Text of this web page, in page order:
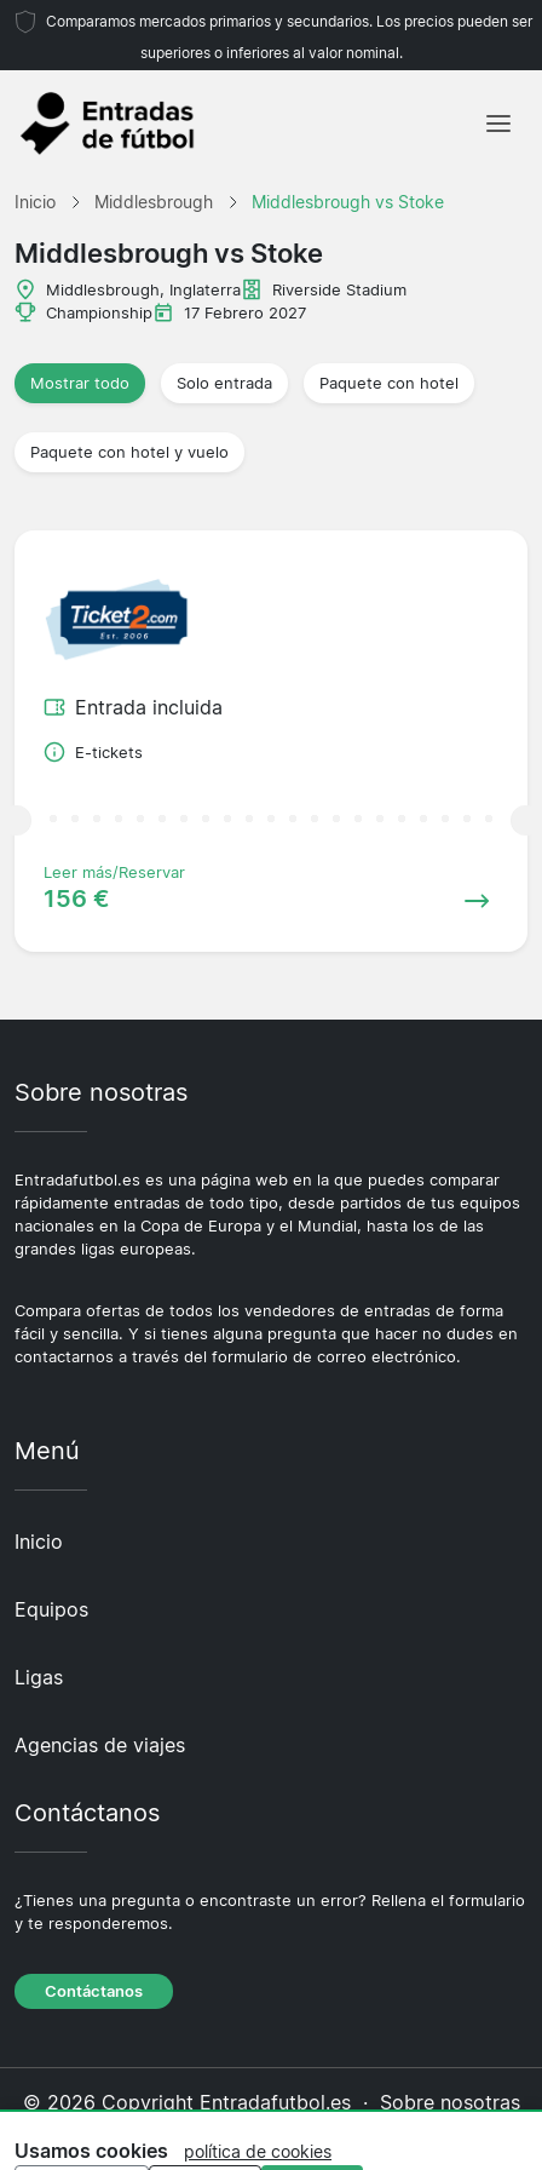
Comparamos mercados primarios y secundarios. Los precios pueden ser
superiores o inferiores al valor nominal.
Agencias de viajes
Inicio Middlesbrough Middlesbrough vs Stoke
Middlesbrough vs Stoke
Middlesbrough, Inglaterra
Riverside Stadium
Championship
17 Febrero 2027
Mostrar todo Solo entrada Paquete con hotel
Paquete con hotel y vuelo
Entrada incluida
E-tickets
Leer más/Reservar
156 €
Sobre nosotras
Entradafutbol.es es una página web en la que puedes comparar
rápidamente entradas de todo tipo, desde partidos de tus equipos
nacionales en la Copa de Europa y el Mundial, hasta los de las
grandes ligas europeas.
Compara ofertas de todos los vendedores de entradas de forma
fácil y sencilla. Y si tienes alguna pregunta que hacer no dudes en
contactarnos a través del formulario de correo electrónico.
Menú
Inicio
Equipos
Ligas
Agencias de viajes
Contáctanos
¿Tienes una pregunta o encontraste un error? Rellena el formulario
y te responderemos.
Contáctanos
© 2026 Copyright Entradafutbol.es · Sobre nosotras
cookies·Política editorial
Usamos cookies política de cookies